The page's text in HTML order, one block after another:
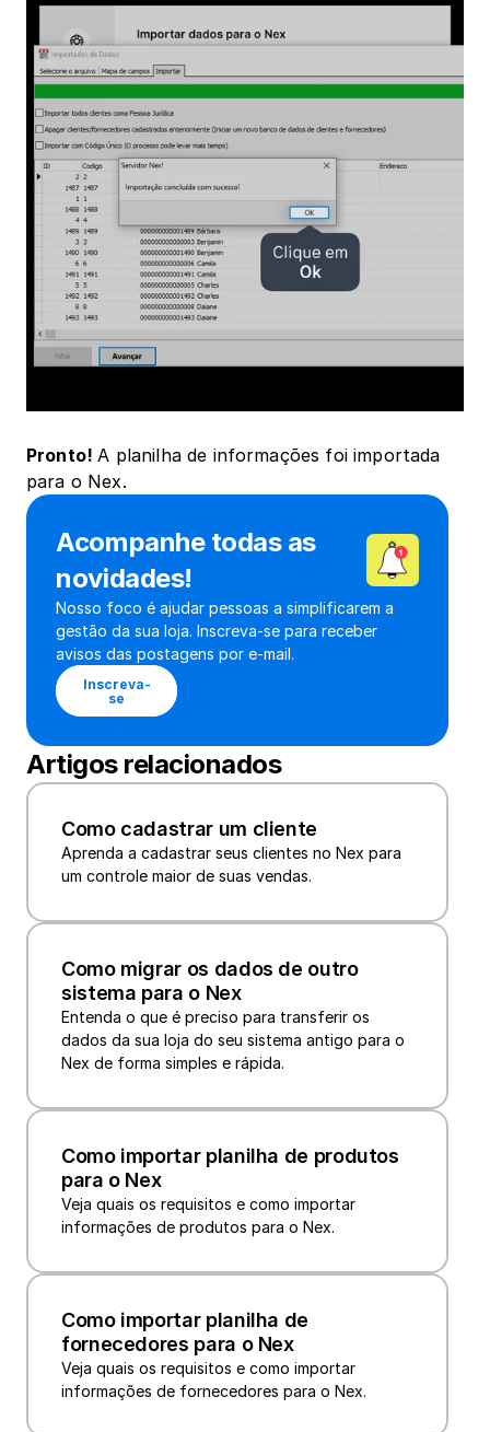
Pronto! A planilha de informações foi importada
para o Nex.
Acompanhe todas as
novidades!
Nosso foco é ajudar pessoas a simplificarem a
gestão da sua loja. Inscreva-se para receber
avisos das postagens por e-mail.
Inscreva-
se
Artigos relacionados
Como cadastrar um cliente
Aprenda a cadastrar seus clientes no Nex para
um controle maior de suas vendas.
Como migrar os dados de outro
sistema para o Nex
Entenda o que é preciso para transferir os
dados da sua loja do seu sistema antigo para o
Nex de forma simples e rápida.
Como importar planilha de produtos
para o Nex
Veja quais os requisitos e como importar
informações de produtos para o Nex.
Como importar planilha de
fornecedores para o Nex
Veja quais os requisitos e como importar
informações de fornecedores para o Nex.